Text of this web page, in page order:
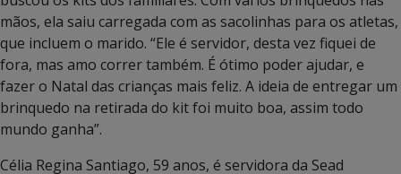
mãos, ela saiu carregada com as sacolinhas para os atletas,
que incluem o marido. “Ele é servidor, desta vez fiquei de
fora, mas amo correr também. É ótimo poder ajudar, e
fazer o Natal das crianças mais feliz. A ideia de entregar um
brinquedo na retirada do kit foi muito boa, assim todo
mundo ganha”.
Célia Regina Santiago, 59 anos, é servidora da Sead